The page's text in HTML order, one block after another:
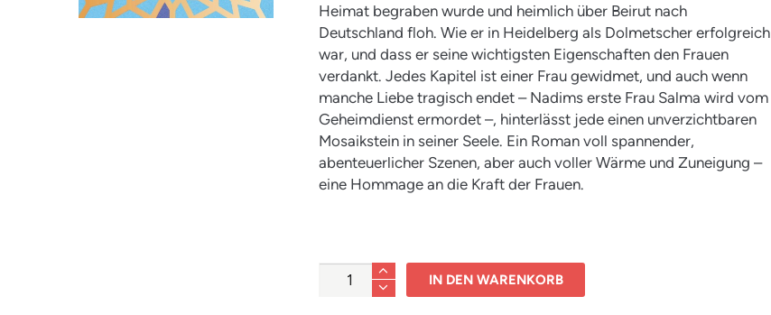
Heimat begraben wurde und heimlich über Beirut nach
Deutschland floh. Wie er in Heidelberg als Dolmetscher erfolgreich
war, und dass er seine wichtigsten Eigenschaften den Frauen
verdankt. Jedes Kapitel ist einer Frau gewidmet, und auch wenn
manche Liebe tragisch endet – Nadims erste Frau Salma wird vom
Geheimdienst ermordet –, hinterlässt jede einen unverzichtbaren
Mosaikstein in seiner Seele. Ein Roman voll spannender,
abenteuerlicher Szenen, aber auch voller Wärme und Zuneigung –
eine Hommage an die Kraft der Frauen.
Anzahl IN DEN WARENKORB